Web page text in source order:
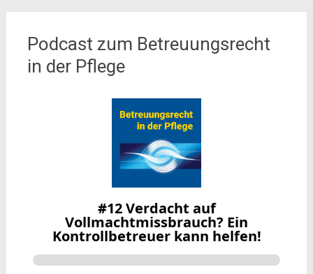
Podcast zum Betreuungsrecht
in der Pflege